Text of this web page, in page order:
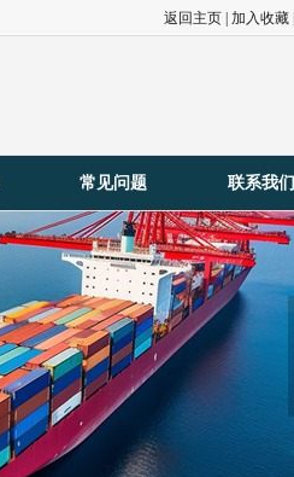
返回主页 加入收藏
常见问题 联系我们